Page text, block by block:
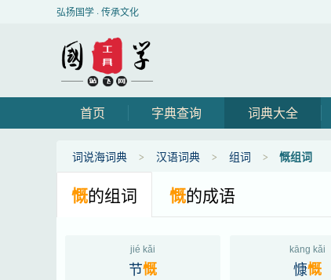
弘扬国学 · 传承文化
首页 字典查询 词典大全
词说海词典 汉语词典 组词 慨组词
慨的组词 慨的成语
jié kǎi
节慨
kāng kǎi
慷慨